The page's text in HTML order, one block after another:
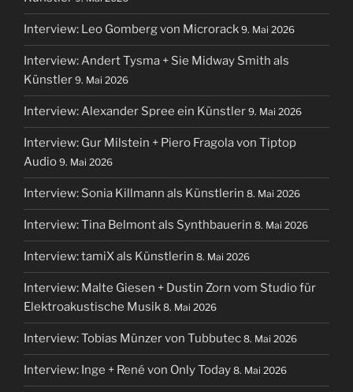
Interview: Leo Gomberg von Microrack 9. Mai 2026
Interview: Andert Tysma + Sie Midway Smith als
Künstler 9. Mai 2026
Interview: Alexander Spree ein Künstler 9. Mai 2026
Interview: Gur Milstein + Piero Fragola von Tiptop
Audio 9. Mai 2026
Interview: Sonia Killmann als Künstlerin 8. Mai 2026
Interview: Tina Belmont als Synthbauerin 8. Mai 2026
Interview: tamiX als Künstlerin 8. Mai 2026
Interview: Malte Giesen + Dustin Zorn vom Studio für
Elektroakustische Musik 8. Mai 2026
Interview: Tobias Münzer von Tubbutec 8. Mai 2026
Interview: Inge + René von Only Today 8. Mai 2026